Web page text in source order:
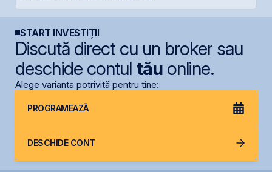
START INVESTIȚII
Discută direct cu un broker sau
deschide contul tăuonline.
Alege varianta potrivită pentru tine:
PROGRAMEAZĂ
DESCHIDE CONT